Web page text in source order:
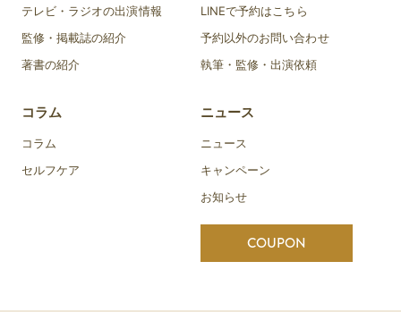
テレビ・ラジオの出演情報
監修・掲載誌の紹介
著書の紹介
コラム
コラム
セルフケア
LINEで予約はこちら
予約以外のお問い合わせ
執筆・監修・出演依頼
ニュース
ニュース
キャンペーン
お知らせ
COUPON